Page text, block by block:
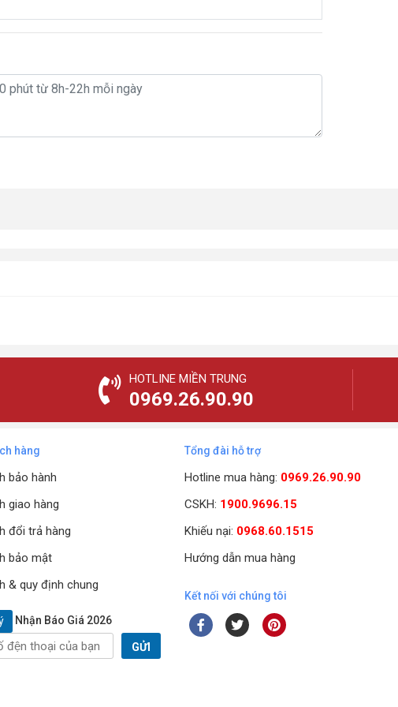
HOTLINE MIỀN TRUNG
0969.26.90.90
hàng
bảo hành
giao hàng
đổi trả hàng
bảo mật
& quy định chung
Nhận Báo Giá 2026
GỬI
Tổng đài hỗ trợ
Hotline mua hàng: 0969.26.90.90
CSKH: 1900.9696.15
Khiếu nại: 0968.60.1515
Hướng dẫn mua hàng
Kết nối với chúng tôi